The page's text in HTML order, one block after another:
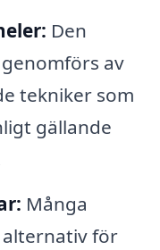
Den
av
tekniker som
gällande
Många
för